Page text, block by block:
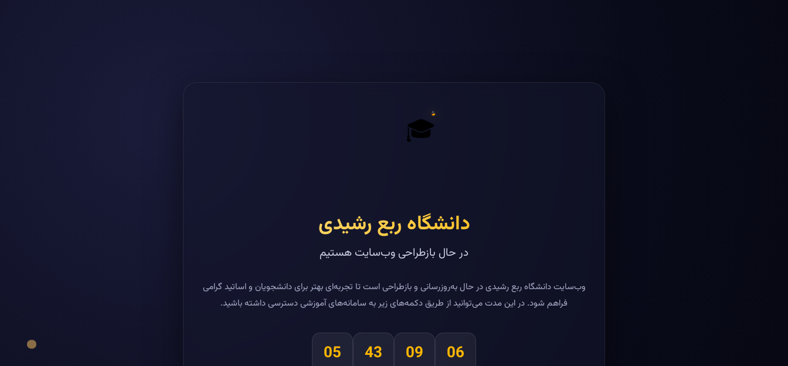
🎓
دانشگاه ربع رشیدی
در حال بازطراحی وب‌سایت هستیم
وب‌سایت دانشگاه ربع رشیدی در حال به‌روزرسانی و بازطراحی است تا تجربه‌ای بهتر برای دانشجویان و اساتید گرامی
فراهم شود. در این مدت می‌توانید از طریق دکمه‌های زیر به سامانه‌های آموزشی دسترسی داشته باشید.
06
09
43
05